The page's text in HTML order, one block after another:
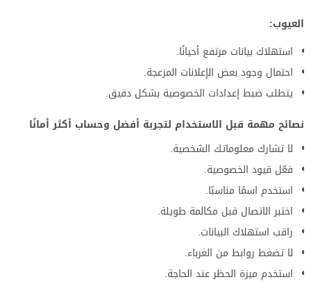
العيوب:
استهلاك بيانات مرتفع أحيانًا.
احتمال وجود بعض الإعلانات المزعجة.
يتطلب ضبط إعدادات الخصوصية بشكل دقيق.
نصائح مهمة قبل الاستخدام لتجربة أفضل وحساب أكثر أمانًا
لا تشارك معلوماتك الشخصية.
فعّل قيود الخصوصية.
استخدم اسمًا مناسبًا.
اختبر الاتصال قبل مكالمة طويلة.
راقب استهلاك البيانات.
لا تضغط روابط من الغرباء.
استخدم ميزة الحظر عند الحاجة.